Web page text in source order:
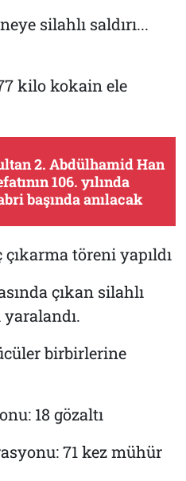
silahlı saldırı...
kilo kokain ele
2. Abdülhamid Han
106. yılında
başında anılacak
töreni yapıldı
çıkan silahlı
birbirlerine
18 gözaltı
71 kez mühür